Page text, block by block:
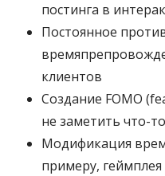
постинга в
Постоянное
клиентов
Создание FOMO
не заметить что-
Модификация
примеру,